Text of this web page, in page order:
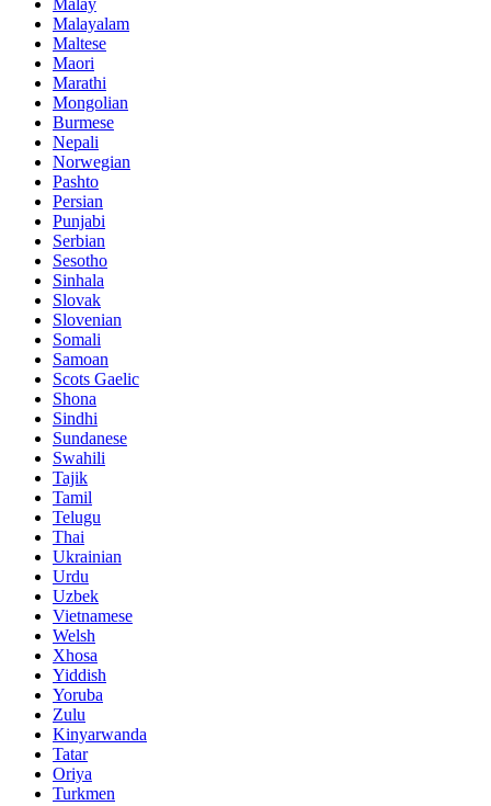
Malay
Malayalam
Maltese
Maori
Marathi
Mongolian
Burmese
Nepali
Norwegian
Pashto
Persian
Punjabi
Serbian
Sesotho
Sinhala
Slovak
Slovenian
Somali
Samoan
Scots Gaelic
Shona
Sindhi
Sundanese
Swahili
Tajik
Tamil
Telugu
Thai
Ukrainian
Urdu
Uzbek
Vietnamese
Welsh
Xhosa
Yiddish
Yoruba
Zulu
Kinyarwanda
Tatar
Oriya
Turkmen